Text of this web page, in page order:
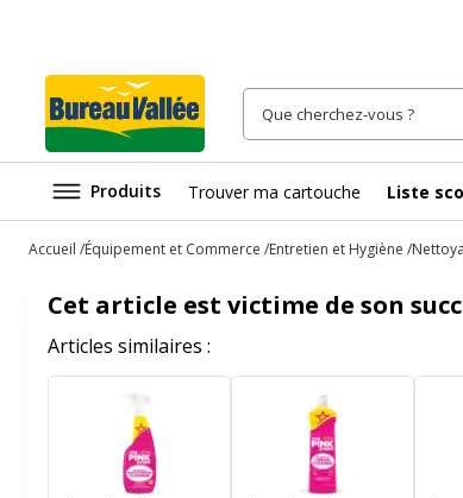
Produits Trouver ma cartouche Liste
Accueil Équipement et Commerce Entretien et Hygiène
Cet article est victime de son
Articles similaires :